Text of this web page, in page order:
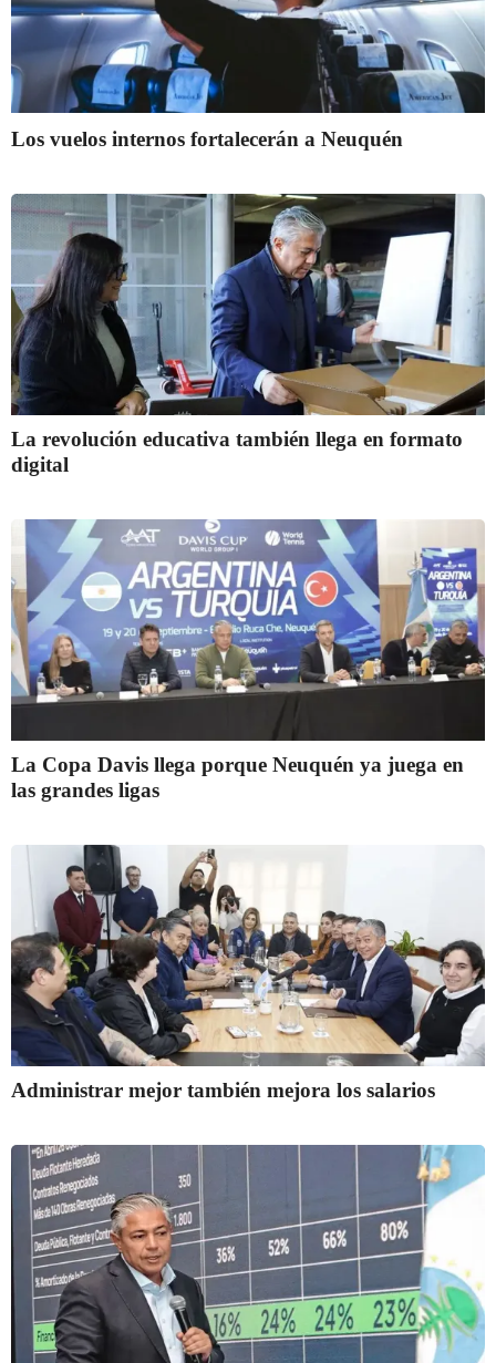
Los vuelos internos fortalecerán a Neuquén
La revolución educativa también llega en formato
digital
La Copa Davis llega porque Neuquén ya juega en
las grandes ligas
Administrar mejor también mejora los salarios